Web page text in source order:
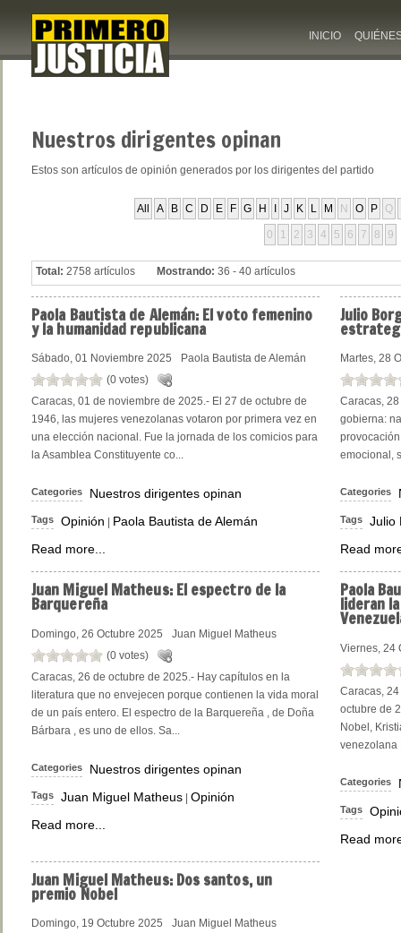
INICIO
Nuestrosdirigentes opinan
Estos son artículos de opinión generados por los dirigentes del partido
All A B C D E F G H J K L M N O P Q
0 1 2 3 4 5 6 7 8 9
Total: 2758 artículos Mostrando: 36 - 40 artículos
PaolaBautista de Alemán: El voto femenino
y la humanidad republicana
Sábado, 01 Noviembre 2025
Paola Bautista de Alemán
(0 votes)
Caracas, 01 de noviembre de 2025.- El 27 de octubre de
1946, las mujeres venezolanas votaron por primera vez en
una elección nacional. Fue la jornada de los comicios para
la Asamblea Constituyente co...
Categories Nuestros dirigentes opinan
Tags Opinión
Paola Bautista de Alemán
Read more...
Julio
Martes, 28
Caracas,
gobierna:
emocional,
Categories
Tags
Julio
Read
Juan Miguel Matheus: El espectro de la
Barquereña
Domingo, 26 Octubre 2025
Juan Miguel Matheus
(0 votes)
Caracas, 26 de octubre de 2025.- Hay capítulos en la
literatura que no envejecen porque contienen la vida moral
de un país entero. El espectro de la Barquereña , de Doña
Bárbara , es uno de ellos. Sa...
Categories Nuestros dirigentes opinan
Tags Juan Miguel Matheus | Opinión
Read more...
Paola
lideran
Viernes, 24
Caracas,
octubre de
Nobel,
venezolana
Categories
Tags
Read
Juan Miguel Matheus: Dos santos, un
premio Nobel
Domingo, 19 Octubre 2025
Juan Miguel Matheus